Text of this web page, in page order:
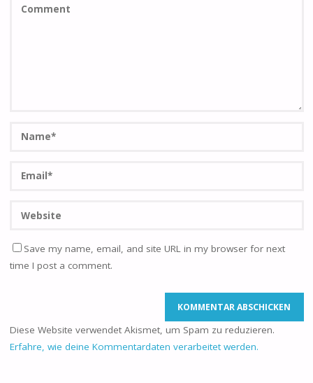
Save my name, email, and site URL in my browser for next
time I post a comment.
Diese Website verwendet Akismet, um Spam zu reduzieren.
Erfahre, wie deine Kommentardaten verarbeitet werden.